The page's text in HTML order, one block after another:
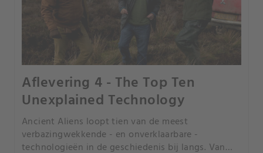
Aflevering 4 - The Top Ten
Unexplained Technology
Ancient Aliens loopt tien van de meest
verbazingwekkende - en onverklaarbare -
technologieën in de geschiedenis bij langs. Van